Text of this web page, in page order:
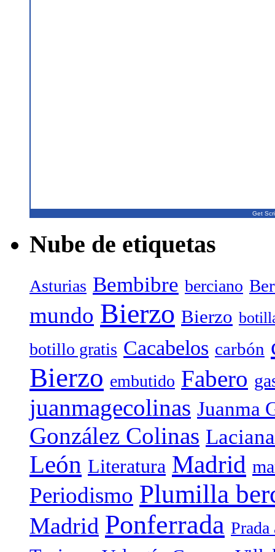
Get
Nube de etiquetas
Asturias Bembibre berciano
mundo Bierzo Bierzo
botillo gratis Cacabelos carbón
Bierzo embutido Fabero
juanmagecolinas Juanma
González Colinas Laciana
León Literatura Madrid
Periodismo Plumilla
Madrid Ponferrada Prada